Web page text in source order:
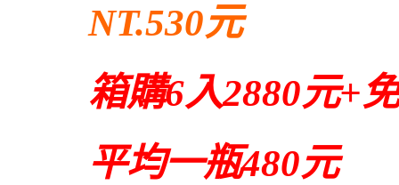
NT.530元
箱購6入2880元
平均一瓶480元